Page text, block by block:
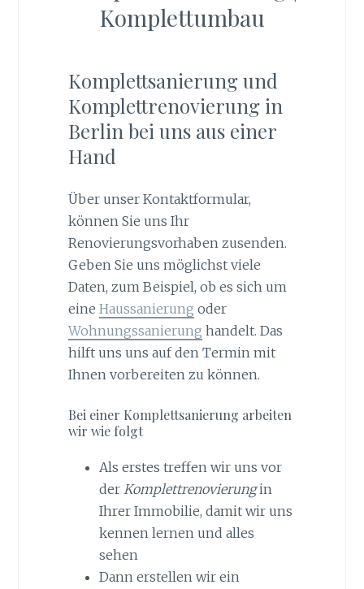
Komplettumbau
Komplettsanierung und
Komplettrenovierung in
Berlin bei uns aus einer
Hand
Über unser Kontaktformular,
können Sie uns Ihr
Renovierungsvorhaben zusenden.
Geben Sie uns möglichst viele
Daten, zum Beispiel, ob es sich um
eine Haussanierung oder
Wohnungssanierung handelt. Das
hilft uns uns auf den Termin mit
Ihnen vorbereiten zu können.
Bei einer Komplettsanierung arbeiten
wir wie folgt
Als erstes treffen wir uns vor
der Komplettrenovierungin
Ihrer Immobilie, damit wir uns
kennen lernen und alles
sehen
Dann erstellen wir ein